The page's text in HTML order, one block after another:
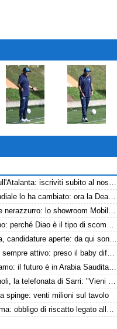
Non perderti nulla sull'Atalanta: iscriviti subito al nostro canale WhatsApp!
De Ketelaere, il Mondiale lo ha cambiato: ora la Dea riparte da lui
Arredare con il cuore nerazzurro: lo showroom Mobilmondo a Osio Sotto. Quando essere di fede atalantina conviene
La tela con lo strappo: perché Diao è il tipo di scommessa che Giuntoli ama
Workshop Sportitalia, candidature aperte: da qui sono passate firme di Serie A
Scouting nerazzurro sempre attivo: preso il baby difensore 2010 Levačić
Djimsiti saluta Bergamo: il futuro è in Arabia Saudita! Tre milioni e firma biennale
Retroscena Romagnoli, la telefonata di Sarri: "Vieni con me a Bergamo"
spinge: venti milioni sul tavolo
Touré riparte da Parma: obbligo di riscatto legato alla salvezza